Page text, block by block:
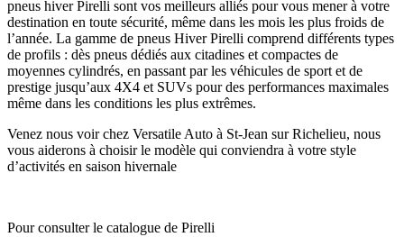
pneus hiver Pirelli sont vos meilleurs alliés pour vous mener à votre
destination en toute sécurité, même dans les mois les plus froids de
l’année. La gamme de pneus Hiver Pirelli comprend différents types
de profils : dès pneus dédiés aux citadines et compactes de
moyennes cylindrés, en passant par les véhicules de sport et de
prestige jusqu’aux 4X4 et SUVs pour des performances maximales
même dans les conditions les plus extrêmes.
Venez nous voir chez Versatile Auto à St-Jean sur Richelieu, nous
vous aiderons à choisir le modèle qui conviendra à votre style
d’activités en saison hivernale
Pour consulter le catalogue de Pirelli